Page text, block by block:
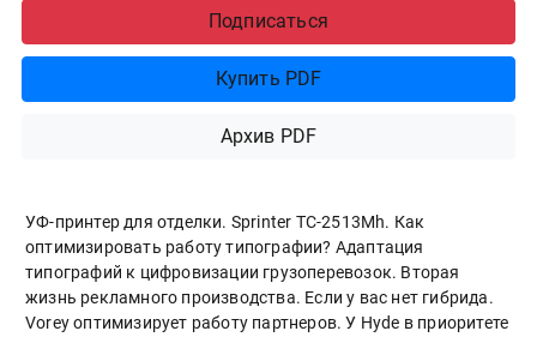
Подписаться
Купить PDF
Архив PDF
УФ-принтер для отделки. Sprinter ТС-2513Mh. Как
оптимизировать работу типографии? Адаптация
типографий к цифровизации грузоперевозок. Вторая
жизнь рекламного производства. Если у вас нет гибрида.
Vorey оптимизирует работу партнеров. У Hyde в приоритете